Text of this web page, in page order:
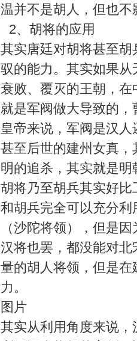
温并不是胡人，但也
2、胡将的应用
其实唐廷对胡将甚至
驭的能力。其实如果
衰败、覆灭的王朝，
就是军阀做大导致的
皇帝来说，军阀是汉
甚至后世的建州女真
明的追杀，其实就是
胡将乃至胡兵其实好
和胡兵完全可以充分
（沙陀将领），但是
汉将也罢，都没能对
量的胡人将领，但是
力。
图片
其实从利用角度来说